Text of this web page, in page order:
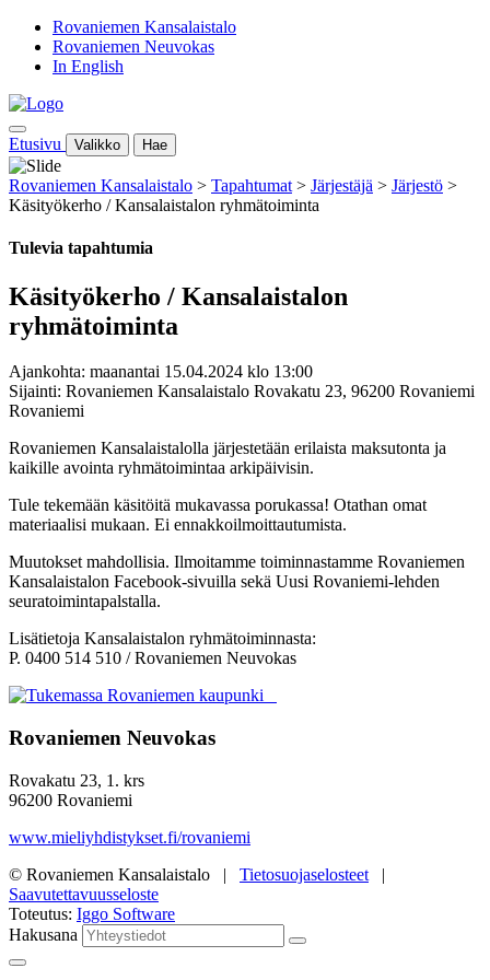
Rovaniemen Kansalaistalo
Rovaniemen Neuvokas
In English
Etusivu Valikko Hae
Rovaniemen Kansalaistalo > Tapahtumat > Järjestäjä > Järjestö >
Käsityökerho / Kansalaistalon ryhmätoiminta
Tulevia tapahtumia
Käsityökerho / Kansalaistalon
ryhmätoiminta
Ajankohta: maanantai 15.04.2024 klo 13:00
Sijainti: Rovaniemen Kansalaistalo Rovakatu 23, 96200 Rovaniemi
Rovaniemi
Rovaniemen Kansalaistalolla järjestetään erilaista maksutonta ja
kaikille avointa ryhmätoimintaa arkipäivisin.
Tule tekemään käsitöitä mukavassa porukassa! Otathan omat
materiaalisi mukaan. Ei ennakkoilmoittautumista.
Muutokset mahdollisia. Ilmoitamme toiminnastamme Rovaniemen
Kansalaistalon Facebook-sivuilla sekä Uusi Rovaniemi-lehden
seuratoimintapalstalla.
Lisätietoja Kansalaistalon ryhmätoiminnasta:
P. 0400 514 510 / Rovaniemen Neuvokas
Rovaniemen Neuvokas
Rovakatu 23, 1. krs
96200 Rovaniemi
www.mieliyhdistykset.fi/rovaniemi
© Rovaniemen Kansalaistalo | Tietosuojaselosteet |
Saavutettavuusseloste
Toteutus: Iggo Software
Hakusana